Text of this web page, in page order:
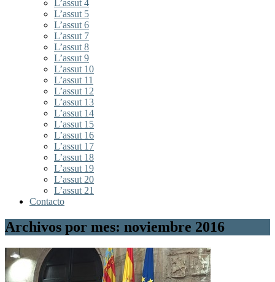
L’assut 4
L’assut 5
L’assut 6
L’assut 7
L’assut 8
L’assut 9
L’assut 10
L’assut 11
L’assut 12
L’assut 13
L’assut 14
L’assut 15
L’assut 16
L’assut 17
L’assut 18
L’assut 19
L’assut 20
L’assut 21
Contacto
Archivos por mes: noviembre 2016